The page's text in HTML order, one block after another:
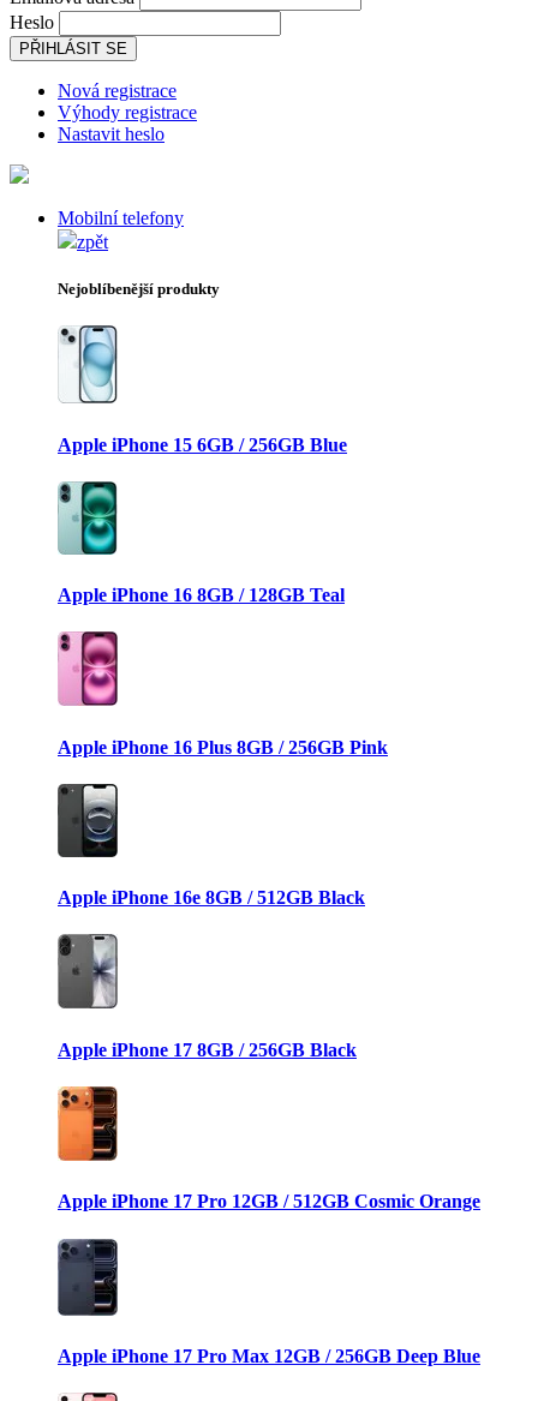
Heslo
PŘIHLÁSIT SE
Nová registrace
Výhody registrace
Nastavit heslo
Mobilní telefony
zpět
Nejoblíbenější produkty
Apple iPhone 15 6GB / 256GB Blue
Apple iPhone 16 8GB / 128GB Teal
Apple iPhone 16 Plus 8GB / 256GB Pink
Apple iPhone 16e 8GB / 512GB Black
Apple iPhone 17 8GB / 256GB Black
Apple iPhone 17 Pro 12GB / 512GB Cosmic Orange
Apple iPhone 17 Pro Max 12GB / 256GB Deep Blue